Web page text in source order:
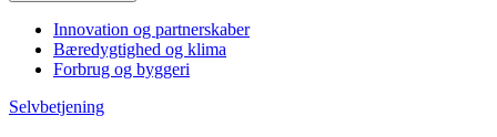
Innovation og partnerskaber
Bæredygtighed og klima
Forbrug og byggeri
Selvbetjening